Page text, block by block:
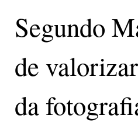
Segundo
de
da